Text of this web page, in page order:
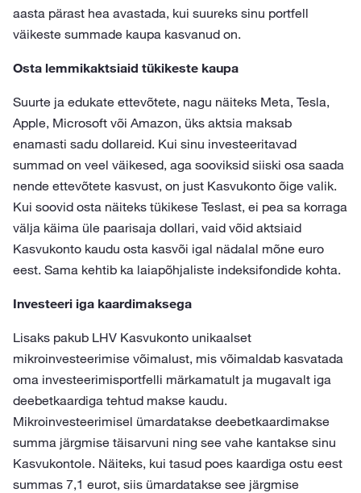
aasta pärast hea avastada, kui suureks sinu portfell
väikeste summade kaupa kasvanud on.
Osta lemmikaktsiaid tükikeste kaupa
Suurte ja edukate ettevõtete, nagu näiteks Meta, Tesla,
Apple, Microsoft või Amazon, üks aktsia maksab
enamasti sadu dollareid. Kui sinu investeeritavad
summad on veel väikesed, aga sooviksid siiski osa saada
nende ettevõtete kasvust, on just Kasvukonto õige valik.
Kui soovid osta näiteks tükikese Teslast, ei pea sa korraga
välja käima üle paarisaja dollari, vaid võid aktsiaid
Kasvukonto kaudu osta kasvõi igal nädalal mõne euro
eest. Sama kehtib ka laiapõhjaliste indeksifondide kohta.
Investeeri iga kaardimaksega
Lisaks pakub LHV Kasvukonto unikaalset
mikroinvesteerimise võimalust, mis võimaldab kasvatada
oma investeerimisportfelli märkamatult ja mugavalt iga
deebetkaardiga tehtud makse kaudu.
Mikroinvesteerimisel ümardatakse deebetkaardimakse
summa järgmise täisarvuni ning see vahe kantakse sinu
Kasvukontole. Näiteks, kui tasud poes kaardiga ostu eest
summas 7,1 eurot, siis ümardatakse see järgmise